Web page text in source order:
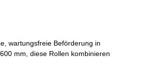
wartungsfreie Beförderung in
mm, diese Rollen kombinieren